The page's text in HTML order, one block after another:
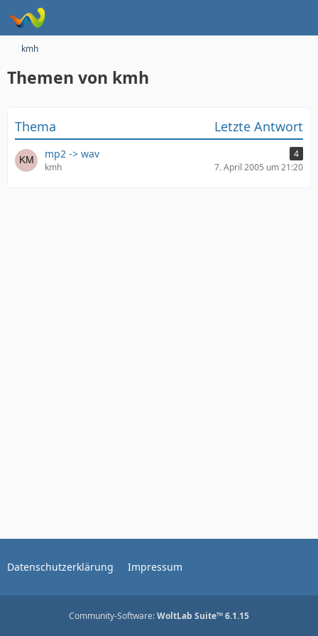
kmh
Themen von kmh
Thema Letzte Antwort
mp2 -> wav
4
kmh
7. April 2005 um 21:20
Datenschutzerklärung Impressum
Community-Software:WoltLab Suite™ 6.1.15